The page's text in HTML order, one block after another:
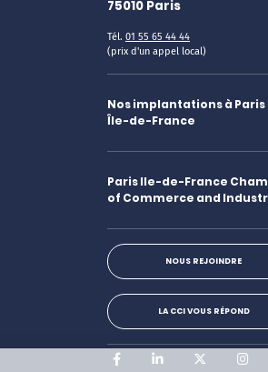
75010 Paris
Tél. 01 55 65 44 44
(prix d'un appel local)
Nos implantations à Paris
Île-de-France
Paris Ile-de-France
of Commerce and
NOUS REJOINDRE
LA CCI VOUS RÉPOND
FacebookLinkedIn